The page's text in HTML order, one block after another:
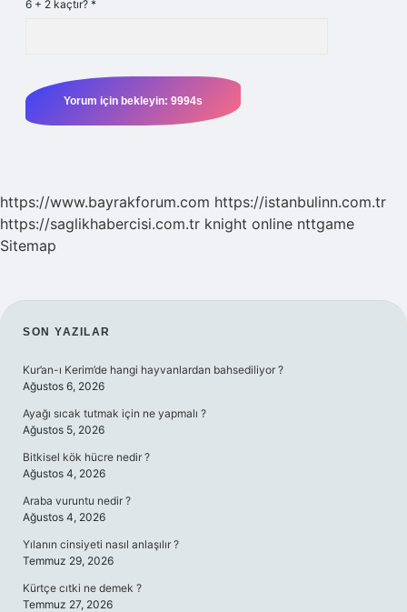
6 + 2 kaçtır? *
https://www.bayrakforum.com https://istanbulinn.com.tr
https://saglikhabercisi.com.tr knight online nttgame
Sitemap
SIDEBAR
SON YAZILAR
Kur’an-ı Kerim’de hangi hayvanlardan bahsediliyor ?
Ağustos 6, 2026
Ayağı sıcak tutmak için ne yapmalı ?
Ağustos 5, 2026
Bitkisel kök hücre nedir ?
Ağustos 4, 2026
Araba vuruntu nedir ?
Ağustos 4, 2026
Yılanın cinsiyeti nasıl anlaşılır ?
Temmuz 29, 2026
Kürtçe cıtki ne demek ?
Temmuz 27, 2026